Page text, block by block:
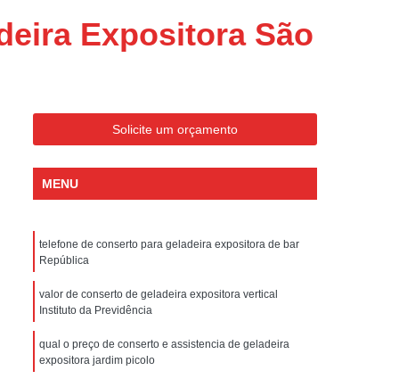
Portatil Philco
Tipo Portatil
Condicionado Portatil Philco
Ar Condicionado Portatil
Assistencia Tecnica Electrolux Geladeira
Tecnica Geladeira Electrolux
Electrolux Assistencia Tecnica Geladeira
Geladeira Assistencia Tecnica
Assistencia Tecnica Electrolux Refrigerador
Expositora São
Solicite um orçamento
MENU
telefone de conserto para geladeira expositora de bar
República
valor de conserto de geladeira expositora vertical
Instituto da Previdência
qual o preço de conserto e assistencia de geladeira
expositora jardim picolo